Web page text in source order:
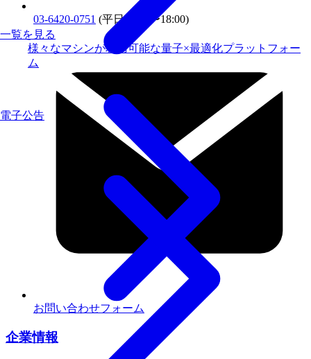
一覧を見る
様々なマシンが利用可能な量子×最適化プラットフォー
ム
電子公告
03-6420-0751 (平日10:00〜18:00)
お問い合わせフォーム
企業情報